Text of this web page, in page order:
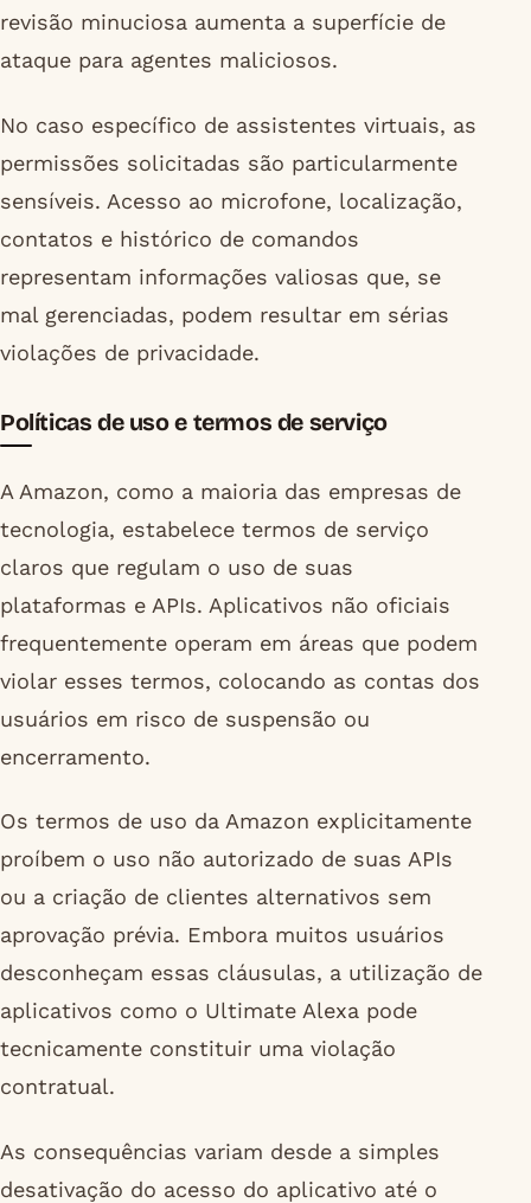
revisão minuciosa aumenta a superfície de
ataque para agentes maliciosos.
No caso específico de assistentes virtuais, as
permissões solicitadas são particularmente
sensíveis. Acesso ao microfone, localização,
contatos e histórico de comandos
representam informações valiosas que, se
mal gerenciadas, podem resultar em sérias
violações de privacidade.
Políticas de uso e termos de serviço
A Amazon, como a maioria das empresas de
tecnologia, estabelece termos de serviço
claros que regulam o uso de suas
plataformas e APIs. Aplicativos não oficiais
frequentemente operam em áreas que podem
violar esses termos, colocando as contas dos
usuários em risco de suspensão ou
encerramento.
Os termos de uso da Amazon explicitamente
proíbem o uso não autorizado de suas APIs
ou a criação de clientes alternativos sem
aprovação prévia. Embora muitos usuários
desconheçam essas cláusulas, a utilização de
aplicativos como o Ultimate Alexa pode
tecnicamente constituir uma violação
contratual.
As consequências variam desde a simples
desativação do acesso do aplicativo até o